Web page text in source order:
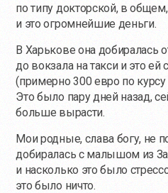
по типу докторской, в
и это огромнейшие деньги.
В Харькове она добиралась
до вокзала на такси и это ей
(примерно 300 евро по
Это было пару дней назад,
больше вырасти.
Мои родные, слава богу, не
добиралась с малышом из
и насколько это было
это было ничто.